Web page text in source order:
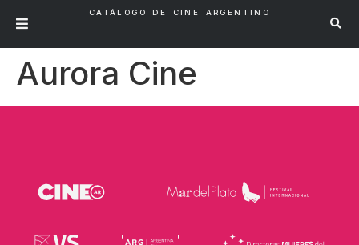
CATÁLOGO DE CINE ARGENTINO
Aurora Cine